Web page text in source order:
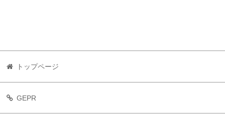
トップページ
GEPR